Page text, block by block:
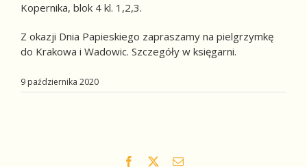
Kopernika, blok 4 kl. 1,2,3.
Z okazji Dnia Papieskiego zapraszamy na pielgrzymkę
do Krakowa i Wadowic. Szczegóły w księgarni.
9 października 2020
Facebook Email